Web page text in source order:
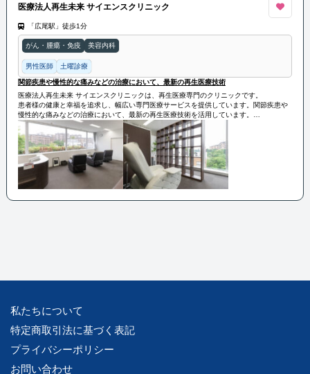
医療法人再生未来 サイエンスクリニック
「広尾駅」徒歩1分
がん・腫瘍・免疫 美容内科
男性医師 土曜診療
関節疾患や慢性的な痛みなどの治療において、最新の再生医療技術
医療法人再生未来 サイエンスクリニックは、再生医療専門のクリニックです。
患者様の健康と幸福を追求し、幅広い専門医療サービスを提供しています。関節疾患や
慢性的な痛みなどの治療において、最新の再生医療技術を活用しています。
医療法人再生未来 サイエンスクリニックは、安心・安全な医療を提供し、地域社会に貢
献しています。
私たちについて
特定商取引法に基づく表記
プライバシーポリシー
お問い合わせ